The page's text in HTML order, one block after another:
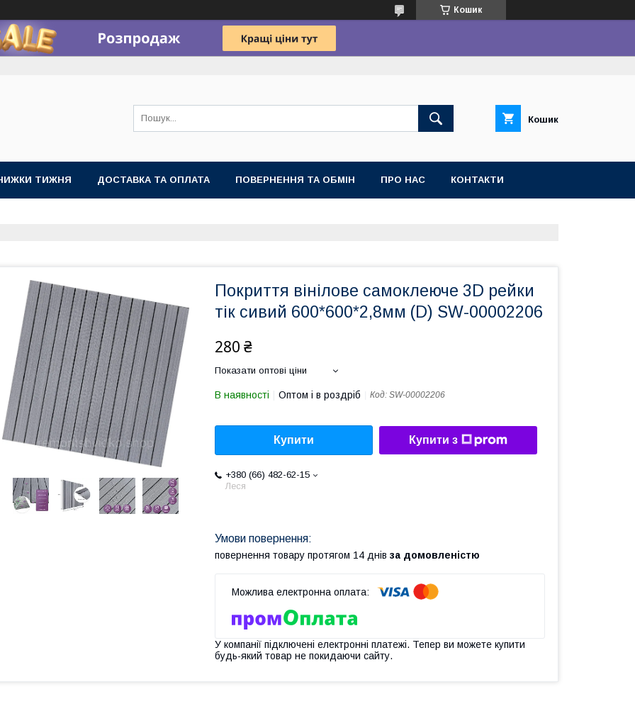
Кошик
Кошик
ТИЖНЯ ДОСТАВКА ТА ОПЛАТА ПОВЕРНЕННЯ ТА ОБМІН ПРО НАС КОНТАКТИ
Покриття вінілове самоклеюче 3D рейки
тік сивий 600*600*2,8мм (D) SW-00002206
280 ₴
Показати оптові ціни
В наявності Оптом і в роздріб Код: SW-00002206
Купити Купити з
+380 (66) 482-62-15
Леся
повернення товару протягом 14 днів за домовленістю
У компанії підключені електронні платежі. Тепер ви можете купити
будь-який товар не покидаючи сайту.